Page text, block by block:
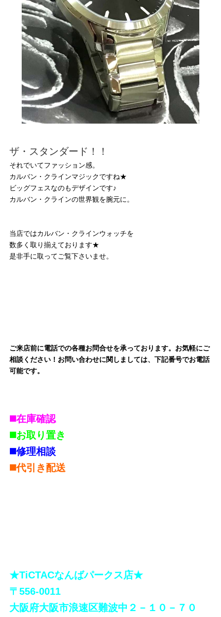
ザ・スタンダード！！
それでいてファッション感。
カルバン・クラインマジックですね★
ビッグフェスなのもデザインです♪
カルバン・クラインの世界観を腕元に。
当店ではカルバン・クラインウォッチを
数多く取り揃えております★
是非手に取ってご覧下さいませ。
ご来店前に電話での各種お問合せを承っております。お気軽にご
相談ください！お問い合わせに関しましては、下記番号でお電話
可能です。
◼️在庫確認
◼️お取り置き
◼️修理相談
◼️代引き配送
★TiCTACなんばパークス店★
〒556-0011
大阪府大阪市浪速区難波中２－１０－７０